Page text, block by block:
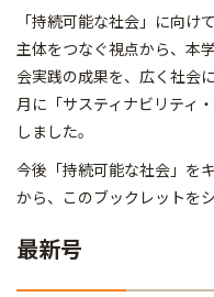
「持続可能な社会」に向け
主体をつなぐ視点から、本
会実践の成果を、広く社会
月に「サスティナビリティ
しました。
今後「持続可能な社会」を
から、このブックレットを
最新号